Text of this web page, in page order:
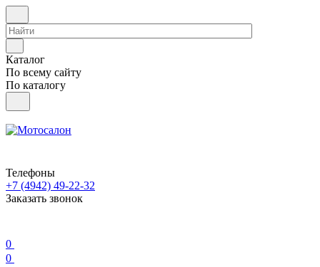
Каталог
По всему сайту
По каталогу
Телефоны
+7 (4942) 49-22-32
Заказать звонок
0
0